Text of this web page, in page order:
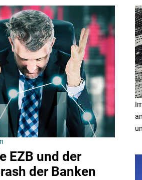
EZB und der
der Banken